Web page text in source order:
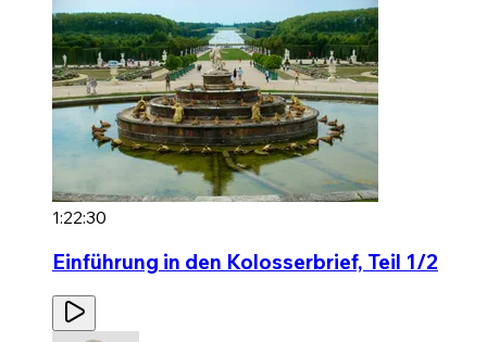
1:22:30
Einführung in den Kolosserbrief, Teil 1/2